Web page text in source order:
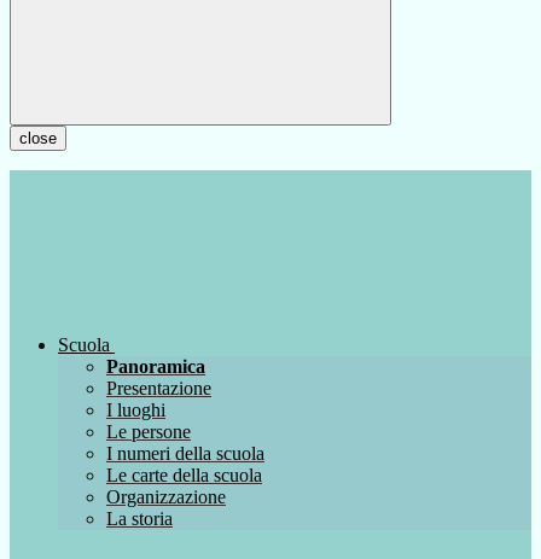
close
Scuola
Panoramica
Presentazione
I luoghi
Le persone
I numeri della scuola
Le carte della scuola
Organizzazione
La storia